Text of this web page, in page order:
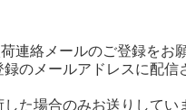
連絡メールのご登録をお
のメールアドレスに配信
した場合のみお送りしてい